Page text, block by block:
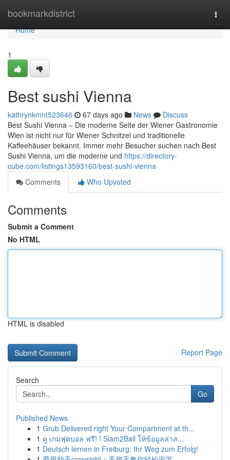
bookmarkdistrict
Home
Home
1
Best sushi Vienna
kathrynkmnt523646 67 days ago News
Discuss
Best Sushi Vienna – Die moderne Seite der Wiener Gastronomie
Wien ist nicht nur für Wiener Schnitzel und traditionelle
Kaffeehäuser bekannt. Immer mehr Besucher suchen nach Best
Sushi Vienna, um die moderne und https://directory-
cube.com/listings13593160/best-sushi-vienna
Comments
Who Upvoted
Comments
Submit a Comment
No HTML
HTML is disabled
Report Page
Search
Go
Published News
1 Grub Delivered right Your Compartment at th...
1 ดู เกมฟุตบอล ฟรี! ! Siam2Ball ให้ข้อมูลล่าส...
1 Deutsch lernen in Freiburg: Ihr Weg zum Erfolg!